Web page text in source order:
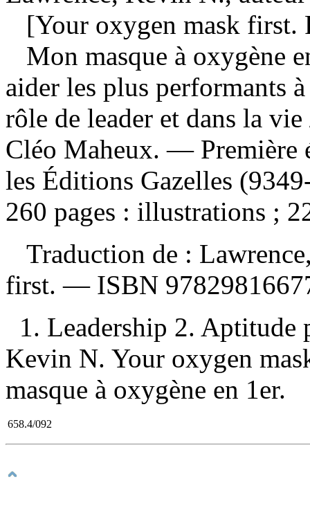
[Your oxygen mask first.
Mon masque à oxygène
aider les plus performants
rôle de leader et dans la vie
Cléo Maheux. —
les Éditions Gazelles
260 pages : illustrations ;
Traduction de :
first. — ISBN
1. Leadership 2.
Kevin N. Your oxygen
masque à oxygène en 1er.
658.4/092